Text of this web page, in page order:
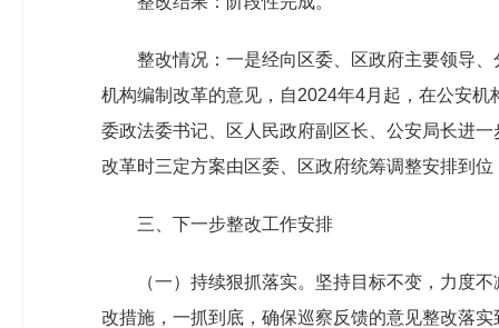
整改情况：一是经向区委、区政府主要领导
机构编制改革的意见，自2024年4月起，在公安
委政法委书记、区人民政府副区长、公安局长进
改革时三定方案由区委、区政府统筹调整安排到
三、下一步整改工作安排
（一）持续狠抓落实。坚持目标不变，力度
改措施，一抓到底，确保巡察反馈的意见整改落实